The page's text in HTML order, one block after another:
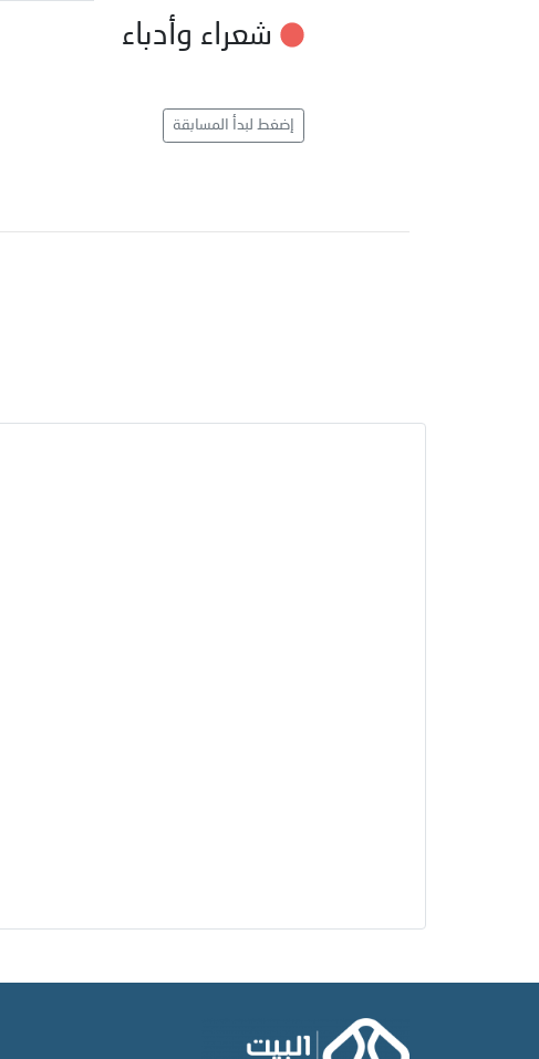
شعراء وأدباء
إضغط لبدأ المسابقة